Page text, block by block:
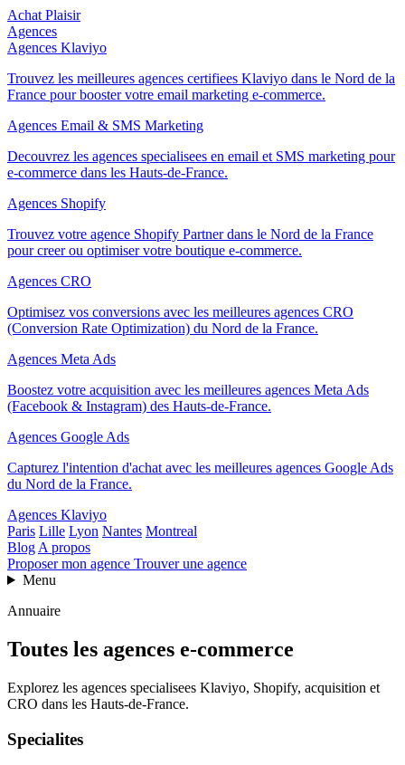
Achat Plaisir
Agences
Agences Klaviyo
Trouvez les meilleures agences certifiees Klaviyo dans le Nord de la
France pour booster votre email marketing e-commerce.
Agences Email & SMS Marketing
Decouvrez les agences specialisees en email et SMS marketing pour
e-commerce dans les Hauts-de-France.
Agences Shopify
Trouvez votre agence Shopify Partner dans le Nord de la France
pour creer ou optimiser votre boutique e-commerce.
Agences CRO
Optimisez vos conversions avec les meilleures agences CRO
(Conversion Rate Optimization) du Nord de la France.
Agences Meta Ads
Boostez votre acquisition avec les meilleures agences Meta Ads
(Facebook & Instagram) des Hauts-de-France.
Agences Google Ads
Capturez l'intention d'achat avec les meilleures agences Google Ads
du Nord de la France.
Agences Klaviyo
Paris Lille Lyon Nantes Montreal
Blog A propos
Proposer mon agence Trouver une agence
Menu
Annuaire
Toutes les agences e-commerce
Explorez les agences specialisees Klaviyo, Shopify, acquisition et
CRO dans les Hauts-de-France.
Specialites